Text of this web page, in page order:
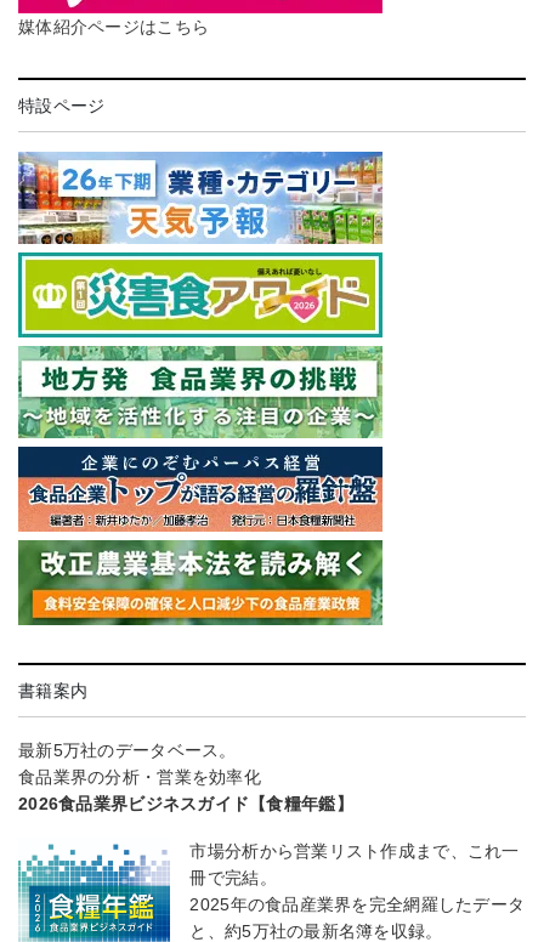
媒体紹介ページはこちら
特設ページ
書籍案内
最新5万社のデータベース。
食品業界の分析・営業を効率化
2026食品業界ビジネスガイド【食糧年鑑】
市場分析から営業リスト作成まで、これ一
冊で完結。
2025年の食品産業界を完全網羅したデータ
と、約5万社の最新名簿を収録。